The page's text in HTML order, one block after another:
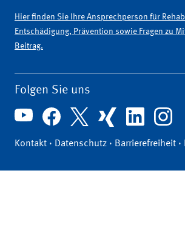
Hier finden Sie Ihre Ansprechperson für
Entschädigung, Prävention sowie Fragen zu
Beitrag.
Folgen Sie uns
Kontakt · Datenschutz · Barrierefreiheit ·